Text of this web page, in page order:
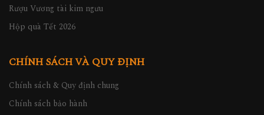
Rượu Vương tài kim ngưu
Hộp quà Tết 2026
CHÍNH SÁCH VÀ QUY ĐỊNH
Chính sách & Quy định chung
Chính sách bảo hành